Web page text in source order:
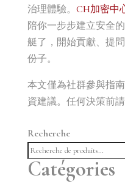
治理體驗。 CH加密中
陪你一步步建立安全
艇了，開始貢獻、提
份子。
本文僅為社群參與指
資建議。任何決策前
Recherche
Catégories